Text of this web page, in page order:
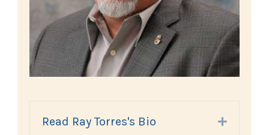
Read Ray Torres's Bio Expand